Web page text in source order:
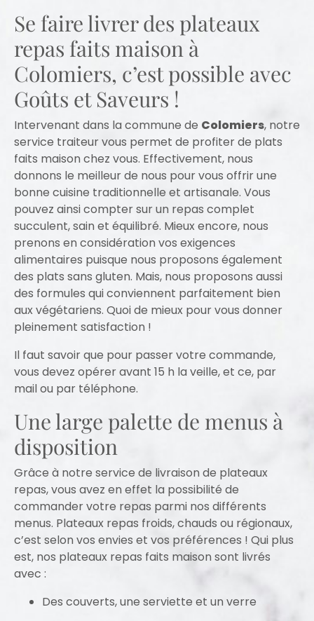
Se faire livrer des plateaux
repas faits maison à
Colomiers, c’est possible avec
Goûts et Saveurs !
Intervenant dans la commune de Colomiers, notre
service traiteur vous permet de profiter de plats
faits maison chez vous. Effectivement, nous
donnons le meilleur de nous pour vous offrir une
bonne cuisine traditionnelle et artisanale. Vous
pouvez ainsi compter sur un repas complet
succulent, sain et équilibré. Mieux encore, nous
prenons en considération vos exigences
alimentaires puisque nous proposons également
des plats sans gluten. Mais, nous proposons aussi
des formules qui conviennent parfaitement bien
aux végétariens. Quoi de mieux pour vous donner
pleinement satisfaction !
Il faut savoir que pour passer votre commande,
vous devez opérer avant 15 h la veille, et ce, par
mail ou par téléphone.
Une large palette de menus à
disposition
Grâce à notre service de livraison de plateaux
repas, vous avez en effet la possibilité de
commander votre repas parmi nos différents
menus. Plateaux repas froids, chauds ou régionaux,
c’est selon vos envies et vos préférences ! Qui plus
est, nos plateaux repas faits maison sont livrés
avec :
Des couverts, une serviette et un verre